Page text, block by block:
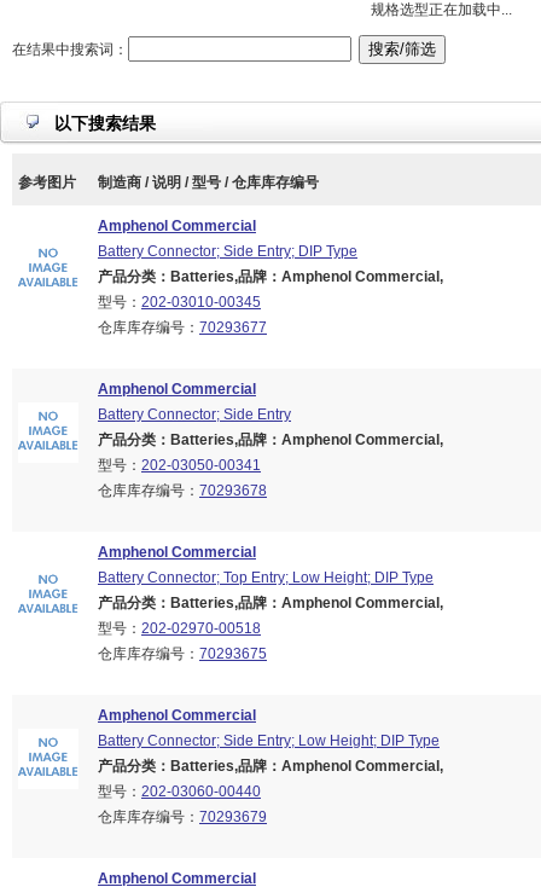
规格选型正在加载中...
在结果中搜索词：
以下搜索结果
参考图片 制造商 / 说明 / 型号 / 仓库库存编号
Amphenol Commercial
Battery Connector; Side Entry; DIP Type
产品分类：Batteries,品牌：Amphenol Commercial,
型号： 202-03010-00345
仓库库存编号： 70293677
Amphenol Commercial
Battery Connector; Side Entry
产品分类：Batteries,品牌：Amphenol Commercial,
型号： 202-03050-00341
仓库库存编号： 70293678
Amphenol Commercial
Battery Connector; Top Entry; Low Height; DIP Type
产品分类：Batteries,品牌：Amphenol Commercial,
型号： 202-02970-00518
仓库库存编号： 70293675
Amphenol Commercial
Battery Connector; Side Entry; Low Height; DIP Type
产品分类：Batteries,品牌：Amphenol Commercial,
型号： 202-03060-00440
仓库库存编号： 70293679
Amphenol Commercial